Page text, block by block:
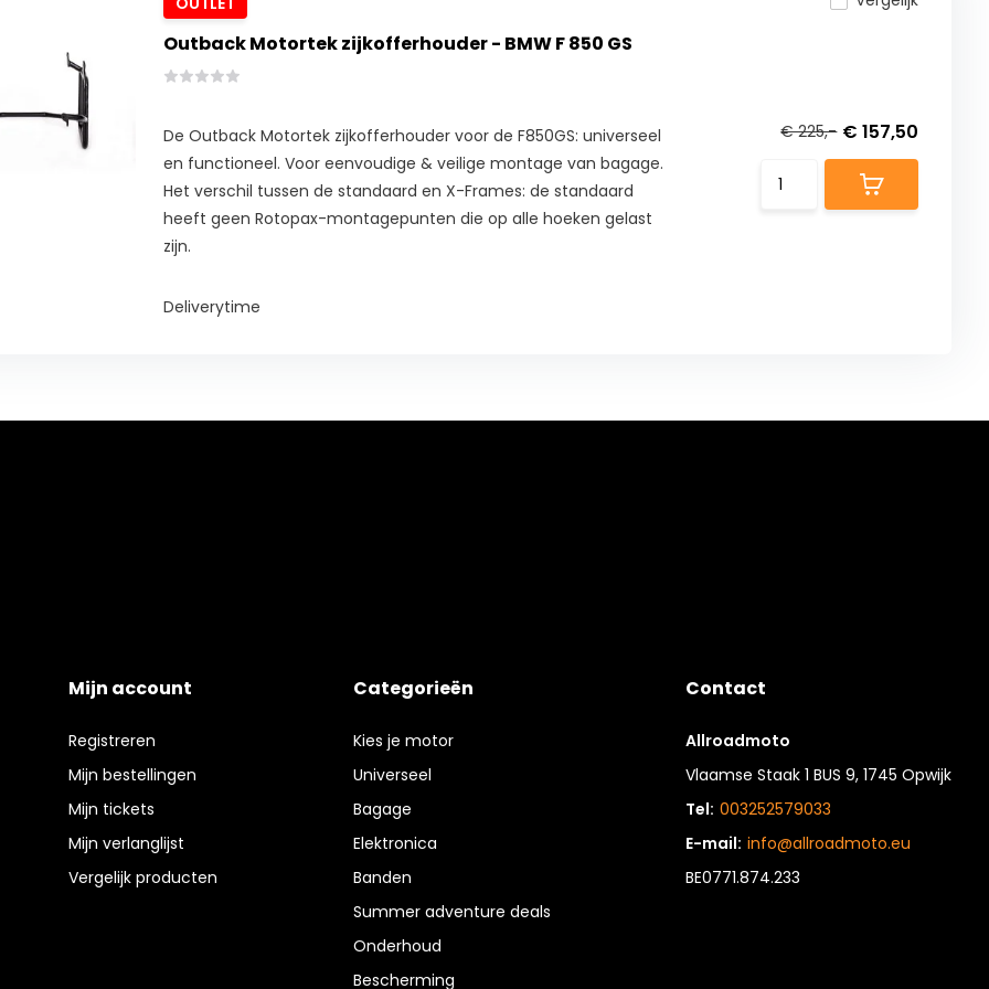
Outback Motortek zijkofferhouder - BMW F 850 GS
De Outback Motortek zijkofferhouder voor de F850GS: universeel
en functioneel. Voor eenvoudige & veilige montage van bagage.
Het verschil tussen de standaard en X-Frames: de standaard
heeft geen Rotopax-montagepunten die op alle hoeken gelast
zijn.
Deliverytime
€ 225,- € 157,50
Mijn account
Registreren
Mijn bestellingen
Mijn tickets
Mijn verlanglijst
Vergelijk producten
Categorieën
Kies je motor
Universeel
Bagage
Elektronica
Banden
Summer adventure deals
Onderhoud
Bescherming
Contact
Allroadmoto
Vlaamse Staak 1 BUS 9, 1745 Opwijk
Tel: 003252579033
E-mail: info@allroadmoto.eu
BE0771.874.233